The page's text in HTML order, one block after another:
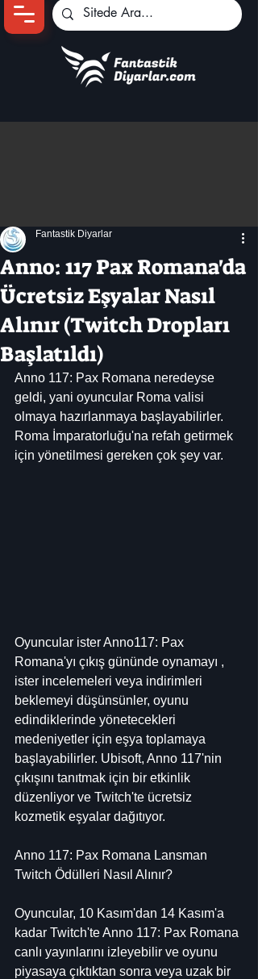
Black Desert
Dizi-Film Haberleri
Anno: 117 Pax Romana'da
Ücretsiz Eşyalar Nasıl
Alınır (Twitch Dropları
Başlatıldı)
Fantastik Diyarlar
Anno 117: Pax Romana neredeyse
geldi, yani oyuncular Roma valisi
olmaya hazırlanmaya başlayabilirler.
Roma İmparatorluğu'na refah getirmek
için yönetilmesi gereken çok şey var.
Oyuncular ister Anno117: Pax
Romana'yı çıkış gününde oynamayı ,
ister incelemeleri veya indirimleri
beklemeyi düşünsünler, oyunu
edindiklerinde yönetecekleri
medeniyetler için eşya toplamaya
başlayabilirler. Ubisoft, Anno 117'nin
çıkışını tanıtmak için bir etkinlik
düzenliyor ve Twitch'te ücretsiz
kozmetik eşyalar dağıtıyor.
Anno 117: Pax Romana Lansman
Twitch Ödülleri Nasıl Alınır?
Oyuncular, 10 Kasım'dan 14 Kasım'a
kadar Twitch'te Anno 117: Pax Romana
canlı yayınlarını izleyebilir ve oyunu
piyasaya çıktıktan sonra veya uzak bir